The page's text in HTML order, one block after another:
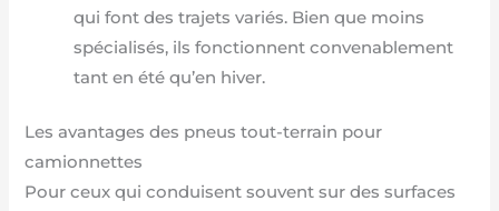
qui font des trajets variés. Bien que moins
spécialisés, ils fonctionnent convenablement
tant en été qu’en hiver.
Les avantages des pneus tout-terrain pour
camionnettes
Pour ceux qui conduisent souvent sur des surfaces